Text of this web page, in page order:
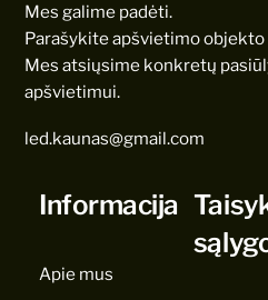
Mes galime padėti.
Parašykite apšvietimo objekto
Mes atsiųsime konkretų
apšvietimui.
led.kaunas@gmail.com
Informacija
Apie mus